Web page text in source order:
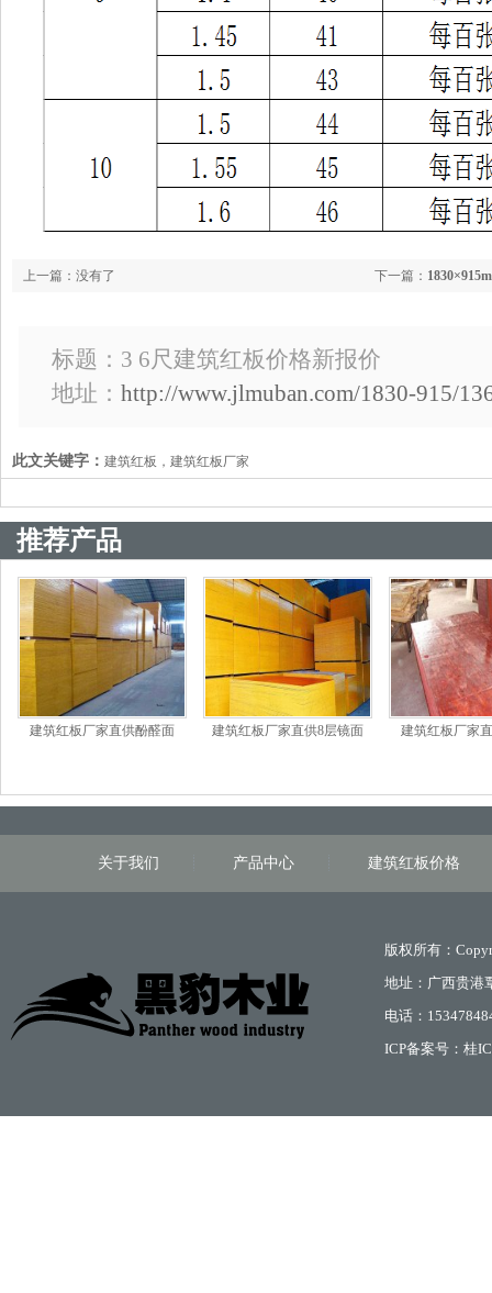
下一篇：
上一篇：没有了
标题：3 6尺建筑红板价格新报价
地址： http://www.jlmuban.com/1830-915/
此文关键字： 建筑红板，建筑红板厂家
推荐产品
建筑红板厂家直供酚醛面 建筑红板厂家直供8层镜面 建筑红板厂家
关于我们 产品中心 建筑红板价格
版权所有：
地址：广西贵港
电话：
ICP备案号： 桂